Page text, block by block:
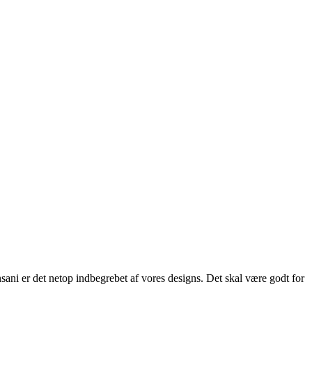
er det netop indbegrebet af vores designs. Det skal være godt for